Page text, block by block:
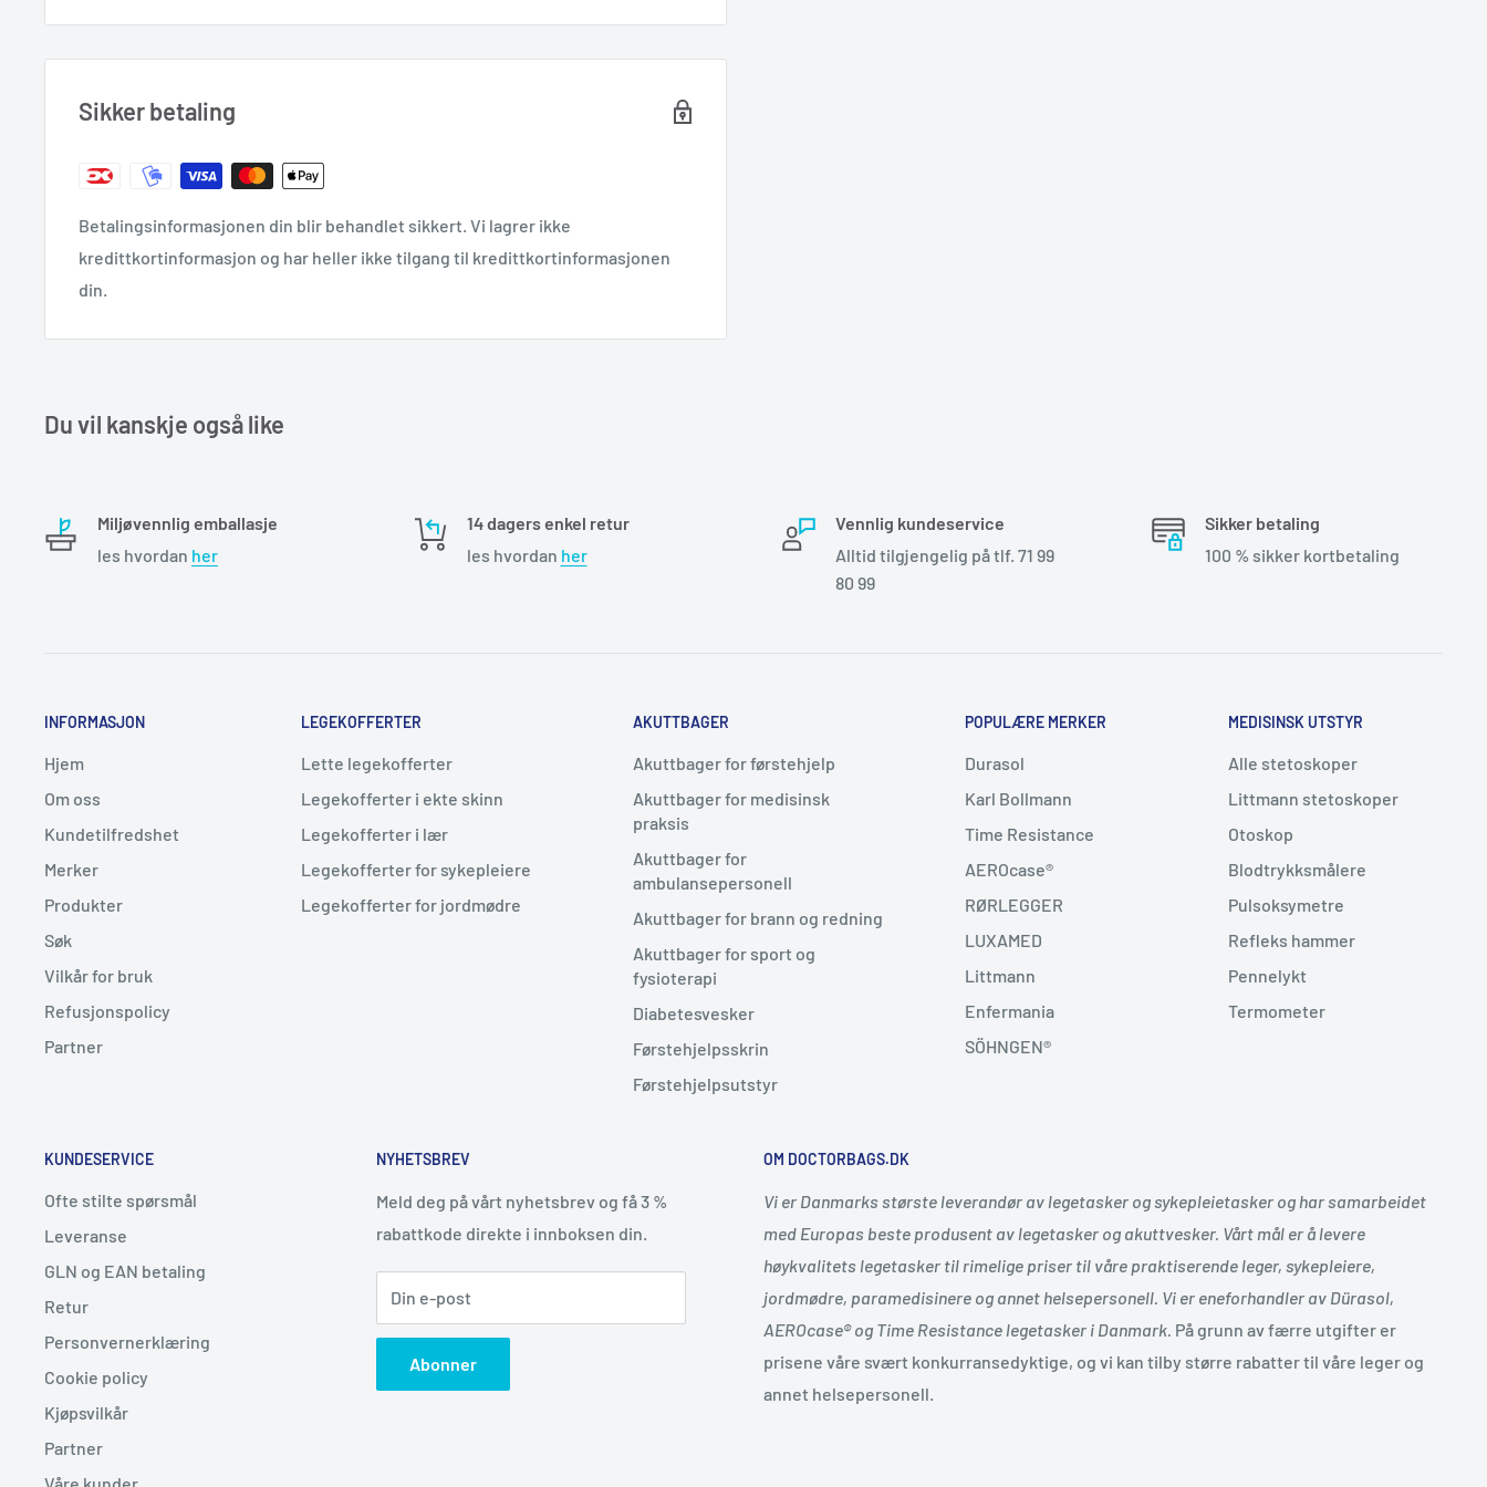
Sikker betaling
Betalingsinformasjonen din blir behandlet sikkert. Vi lagrer ikke
kredittkortinformasjon og har heller ikke tilgang til kredittkortinformasjonen
din.
Du vil kanskje også like
Miljøvennlig emballasje
les hvordan her
14 dagers enkel retur
les hvordan her
Vennlig kundeservice
Alltid tilgjengelig på tlf. 71 99
80 99
Sikker betaling
100 % sikker kortbetaling
INFORMASJON
Hjem
Om oss
Kundetilfredshet
Merker
Produkter
Søk
Vilkår for bruk
Refusjonspolicy
Partner
LEGEKOFFERTER
Lette legekofferter
Legekofferter i ekte skinn
Legekofferter i lær
Legekofferter for sykepleiere
Legekofferter for jordmødre
AKUTTBAGER
Akuttbager for førstehjelp
Akuttbager for medisinsk
praksis
Akuttbager for
ambulansepersonell
Akuttbager for brann og redning
Akuttbager for sport og
fysioterapi
Diabetesvesker
Førstehjelpsskrin
Førstehjelpsutstyr
POPULÆRE MERKER
Durasol
Karl Bollmann
Time Resistance
AEROcase®
RØRLEGGER
LUXAMED
Littmann
Enfermania
SÖHNGEN®
MEDISINSK UTSTYR
Alle stetoskoper
Littmann stetoskoper
Otoskop
Blodtrykksmålere
Pulsoksymetre
Refleks hammer
Pennelykt
Termometer
KUNDESERVICE
Ofte stilte spørsmål
Leveranse
GLN og EAN betaling
Retur
Personvernerklæring
Cookie policy
Kjøpsvilkår
Partner
NYHETSBREV
Meld deg på vårt nyhetsbrev og få 3 %
rabattkode direkte i innboksen din.
Din e-post
Abonner
OM DOCTORBAGS.DK
Vi er Danmarks største leverandør av legetasker og sykepleietasker og har samarbeidet
med Europas beste produsent av legetasker og akuttvesker. Vårt mål er å levere
høykvalitets legetasker til rimelige priser til våre praktiserende leger, sykepleiere,
jordmødre, paramedisinere og annet helsepersonell. Vi er eneforhandler av Dürasol,
AEROcase® og Time Resistance legetasker i Danmark. På grunn av færre utgifter er
prisene våre svært konkurransedyktige, og vi kan tilby større rabatter til våre leger og
annet helsepersonell.